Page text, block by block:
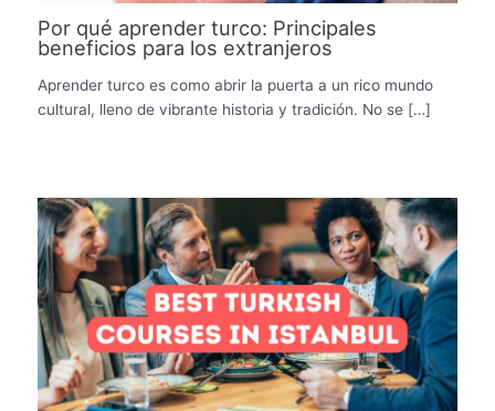
Por qué aprender turco: Principales
beneficios para los extranjeros
Aprender turco es como abrir la puerta a un rico mundo
cultural, lleno de vibrante historia y tradición. No se […]